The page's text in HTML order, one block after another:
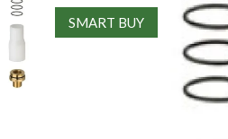
SMART BUY